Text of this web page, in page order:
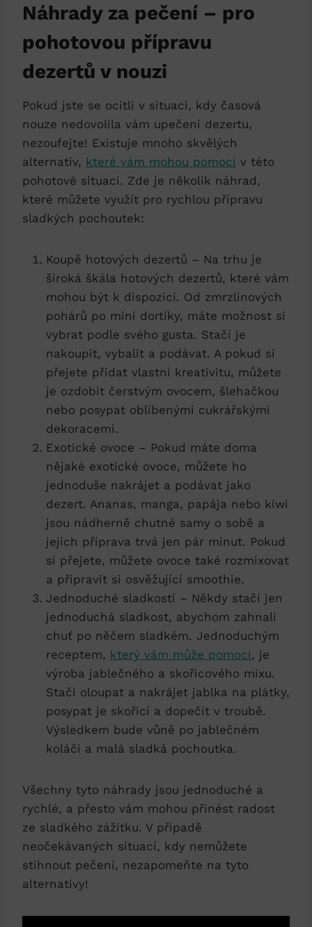
Náhrady za pečení – pro
pohotovou přípravu
dezertů v nouzi
Pokud jste se ocitli v situaci, kdy časová
nouze nedovolila vám upečení dezertu,
nezoufejte! Existuje mnoho skvělých
alternativ, které vám mohou pomoci v této
pohotové situaci. Zde je několik náhrad,
které můžete využít pro rychlou přípravu
sladkých pochoutek:
Koupě hotových dezertů – Na trhu je
široká škála hotových dezertů, které vám
mohou být k dispozici. Od zmrzlinových
pohárů po mini dortíky, máte možnost si
vybrat podle svého gusta. Stačí je
nakoupit, vybalit a podávat. A pokud si
přejete přidat vlastní kreativitu, můžete
je ozdobit čerstvým ovocem, šlehačkou
nebo posypat oblíbenými cukrářskými
dekoracemi.
Exotické ovoce – Pokud máte doma
nějaké exotické ovoce, můžete ho
jednoduše nakrájet a podávat jako
dezert. Ananas, manga, papája nebo kiwi
jsou nádherně chutné samy o sobě a
jejich příprava trvá jen pár minut. Pokud
si přejete, můžete ovoce také rozmixovat
a připravit si osvěžující smoothie.
Jednoduché sladkosti – Někdy stačí jen
jednoduchá sladkost, abychom zahnali
chuť po něčem sladkém. Jednoduchým
receptem, který vám může pomoci, je
výroba jablečného a skořicového mixu.
Stačí oloupat a nakrájet jablka na plátky,
posypat je skořicí a dopečít v troubě.
Výsledkem bude vůně po jablečném
koláči a malá sladká pochoutka.
Všechny tyto náhrady jsou jednoduché a
rychlé, a přesto vám mohou přinést radost
ze sladkého zážitku. V případě
neočekávaných situací, kdy nemůžete
stihnout pečení, nezapomeňte na tyto
alternativy!